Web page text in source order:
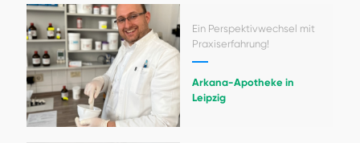
Ein Perspektivwechsel mit
Praxiserfahrung!
Arkana-Apotheke in
Leipzig